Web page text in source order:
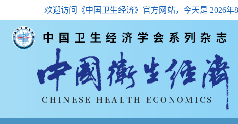
欢迎访问《中国卫生经济》官方网站，今天是 2026年